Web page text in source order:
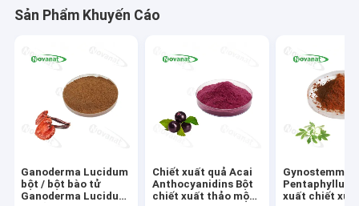
Sản Phẩm Khuyến Cáo
Ganoderma Lucidum
bột / bột bào tử
Ganoderma Lucidum
Chiết xuất quả Acai
Anthocyanidins Bột
chiết xuất thảo mộc
Gynostemma
Pentaphyllum
xuất chiết